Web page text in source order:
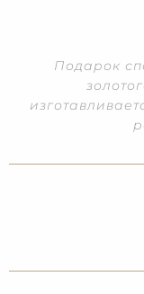
Подарок